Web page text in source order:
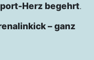
Herz begehrt.
– ganz